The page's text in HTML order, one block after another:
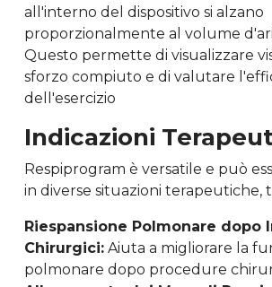
all'interno del dispositivo si alzano
proporzionalmente al volume
Questo permette di visualizzare
sforzo compiuto e di valutare
dell'esercizio
Indicazioni
Respiprogram è versatile e può
in diverse situazioni terapeutiche,
Riespansione Polmonare dopo
Chirurgici: Aiuta a migliorare la
polmonare dopo procedure